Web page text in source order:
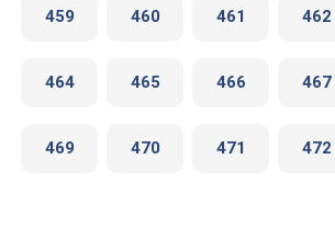
459 460 461 462
464 465 466 467
469 470 471 472